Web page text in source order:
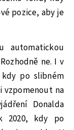
pozice, aby je
automatickou
ne. I v
po slibném
vzpomenout na
Donalda
2020, kdy po